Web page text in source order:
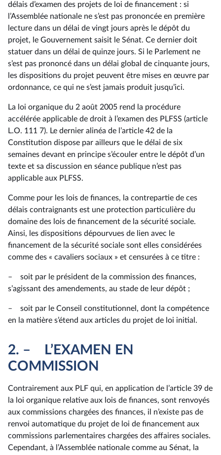
délais d’examen des projets de loi de financement : si
l’Assemblée nationale ne s’est pas prononcée en première
lecture dans un délai de vingt jours après le dépôt du
projet, le Gouvernement saisit le Sénat. Ce dernier doit
statuer dans un délai de quinze jours. Si le Parlement ne
s’est pas prononcé dans un délai global de cinquante jours,
les dispositions du projet peuvent être mises en œuvre par
ordonnance, ce qui ne s’est jamais produit jusqu’ici.
La loi organique du 2 août 2005 rend la procédure
accélérée applicable de droit à l’examen des PLFSS (article
L.O. 111 7). Le dernier alinéa de l’article 42 de la
Constitution dispose par ailleurs que le délai de six
semaines devant en principe s’écouler entre le dépôt d’un
texte et sa discussion en séance publique n’est pas
applicable aux PLFSS.
Comme pour les lois de finances, la contrepartie de ces
délais contraignants est une protection particulière du
domaine des lois de financement de la sécurité sociale.
Ainsi, les dispositions dépourvues de lien avec le
financement de la sécurité sociale sont elles considérées
comme des « cavaliers sociaux » et censurées à ce titre :
– soit par le président de la commission des finances,
s’agissant des amendements, au stade de leur dépôt ;
– soit par le Conseil constitutionnel, dont la compétence
en la matière s’étend aux articles du projet de loi initial.
2. – L’EXAMEN EN
COMMISSION
Contrairement aux PLF qui, en application de l’article 39 de
la loi organique relative aux lois de finances, sont renvoyés
aux commissions chargées des finances, il n’existe pas de
renvoi automatique du projet de loi de financement aux
commissions parlementaires chargées des affaires sociales.
Cependant, à l’Assemblée nationale comme au Sénat, la